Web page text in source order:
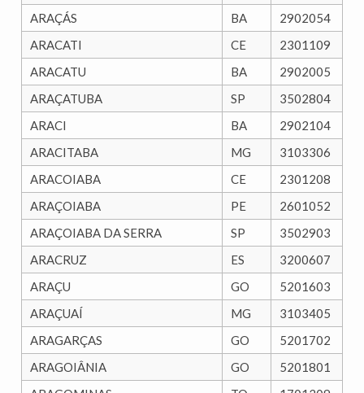
ARAÇÁS BA
2902054
ARACATI
CE
2301109
ARACATU
BA
2902005
ARAÇATUBA
SP
3502804
ARACI
BA
2902104
ARACITABA
MG
3103306
ARACOIABA
CE
2301208
ARAÇOIABA
PE
2601052
ARAÇOIABA DA SERRA
SP
3502903
ARACRUZ
ES
3200607
ARAÇU
GO
5201603
ARAÇUAÍ
MG
3103405
ARAGARÇAS
GO
5201702
ARAGOIÂNIA
GO
5201801